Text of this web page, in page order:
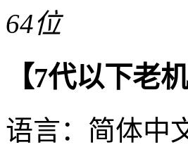
64位
【7代以下老
语言： 简体中